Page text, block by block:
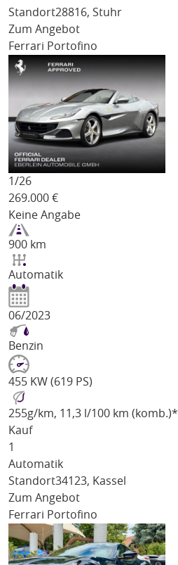
Standort28816, Stuhr
Zum Angebot
Ferrari Portofino
1/26
269.000 €
Keine Angabe
900 km
Automatik
06/2023
Benzin
455 KW (619 PS)
255g/km, 11,3 l/100 km (komb.)*
Kauf
1
Automatik
Standort34123, Kassel
Zum Angebot
Ferrari Portofino